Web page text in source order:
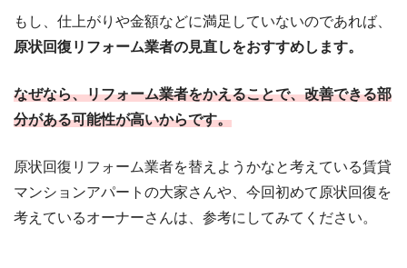
もし、仕上がりや金額などに満足していないのであれば、
原状回復リフォーム業者の見直しをおすすめします。
なぜなら、リフォーム業者をかえることで、改善できる部
分がある可能性が高いからです。
原状回復リフォーム業者を替えようかなと考えている賃貸
マンションアパートの大家さんや、今回初めて原状回復を
考えているオーナーさんは、参考にしてみてください。